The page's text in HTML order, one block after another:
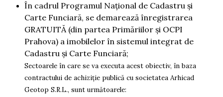
În cadrul Programul Naţional de Cadastru şi
Carte Funciară, se demarează înregistrarea
GRATUITĂ (din partea Primăriilor și OCPI
Prahova) a imobilelor în sistemul integrat de
Cadastru şi Carte Funciară;
Sectoarele în care se va executa acest obiectiv, în baza
contractului de achiziție publică cu societatea Arhicad
Geotop S.R.L., sunt următoarele: